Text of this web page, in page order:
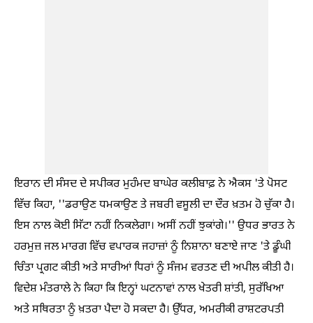
ਇਰਾਨ ਦੀ ਸੰਸਦ ਦੇ ਸਪੀਕਰ ਮੁਹੰਮਦ ਬਾਘੇਰ ਕਲੀਬਾਫ਼ ਨੇ ਐਕਸ 'ਤੇ ਪੋਸਟ
ਵਿੱਚ ਕਿਹਾ, ''ਡਰਾਉਣ ਧਮਕਾਉਣ ਤੇ ਜਬਰੀ ਵਸੂਲੀ ਦਾ ਦੌਰ ਖ਼ਤਮ ਹੋ ਚੁੱਕਾ ਹੈ।
ਇਸ ਨਾਲ ਕੋਈ ਸਿੱਟਾ ਨਹੀਂ ਨਿਕਲੇਗਾ। ਅਸੀਂ ਨਹੀਂ ਝੁਕਾਂਗੇ।'' ਉਧਰ ਭਾਰਤ ਨੇ
ਹਰਮੁਜ਼ ਜਲ ਮਾਰਗ ਵਿੱਚ ਵਪਾਰਕ ਜਹਾਜ਼ਾਂ ਨੂੰ ਨਿਸ਼ਾਨਾ ਬਣਾਏ ਜਾਣ 'ਤੇ ਡੂੰਘੀ
ਚਿੰਤਾ ਪ੍ਰਗਟ ਕੀਤੀ ਅਤੇ ਸਾਰੀਆਂ ਧਿਰਾਂ ਨੂੰ ਸੰਜਮ ਵਰਤਣ ਦੀ ਅਪੀਲ ਕੀਤੀ ਹੈ।
ਵਿਦੇਸ਼ ਮੰਤਰਾਲੇ ਨੇ ਕਿਹਾ ਕਿ ਇਨ੍ਹਾਂ ਘਟਨਾਵਾਂ ਨਾਲ ਖੇਤਰੀ ਸ਼ਾਂਤੀ, ਸੁਰੱਖਿਆ
ਅਤੇ ਸਥਿਰਤਾ ਨੂੰ ਖ਼ਤਰਾ ਪੈਦਾ ਹੋ ਸਕਦਾ ਹੈ। ਉੱਧਰ, ਅਮਰੀਕੀ ਰਾਸ਼ਟਰਪਤੀ